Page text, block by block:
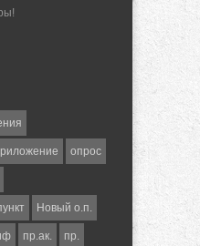
опрос
Новый о.п.
пр.ак. пр.